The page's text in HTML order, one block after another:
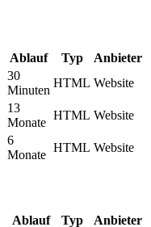
Ablauf Typ
Anbieter
30
Minuten
HTML Website
13
Monate
HTML Website
6
Monate
HTML Website
Ablauf Typ Anbieter